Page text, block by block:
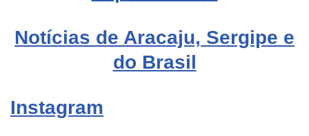
Notícias de Aracaju, Sergipe e
do Brasil
Instagram